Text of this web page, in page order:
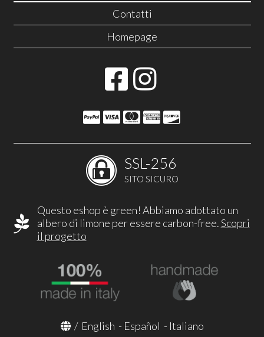
Contatti
Homepage
SSL-256
SITO SICURO
Questo eshop è green! Abbiamo adottato un
albero di limone per essere carbon-free.Scopri
il progetto
/ English - Español - Italiano